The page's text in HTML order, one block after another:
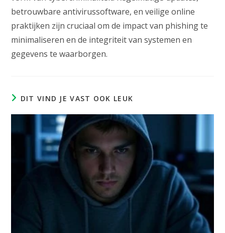
betrouwbare antivirussoftware, en veilige online
praktijken zijn cruciaal om de impact van phishing te
minimaliseren en de integriteit van systemen en
gegevens te waarborgen.
DIT VIND JE VAST OOK LEUK